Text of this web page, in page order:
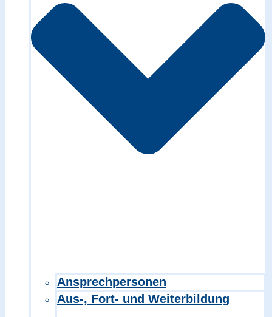
Ansprechpersonen
Aus-, Fort- und Weiterbildung